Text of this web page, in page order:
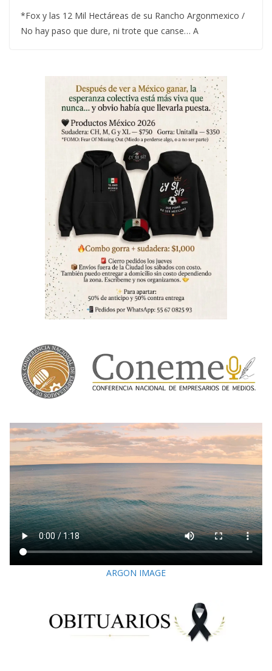
*Fox y las 12 Mil Hectáreas de su Rancho Argonmexico /
No hay paso que dure, ni trote que canse… A
ARGON IMAGE